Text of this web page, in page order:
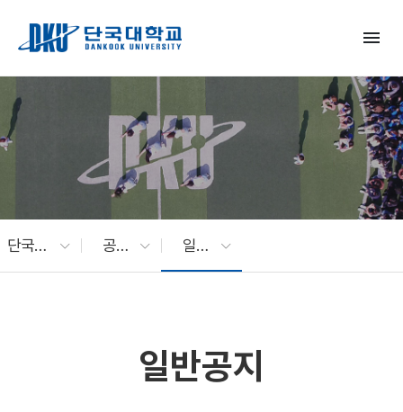
menu
단국대 소식 공지사항 일반공지
일반공지